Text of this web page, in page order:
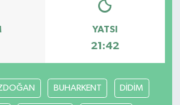
YATSI
21:42
BUHARKENT DİDİM